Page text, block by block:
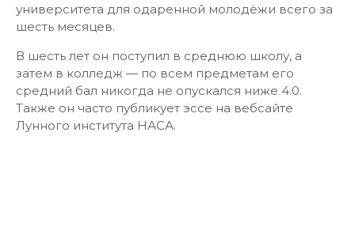
университета для одаренной молодёжи всего за
шесть месяцев.
В шесть лет он поступил в среднюю школу, а
затем в колледж — по всем предметам его
средний бал никогда не опускался ниже 4.0.
Также он часто публикует эссе на вебсайте
Лунного института НАСА.